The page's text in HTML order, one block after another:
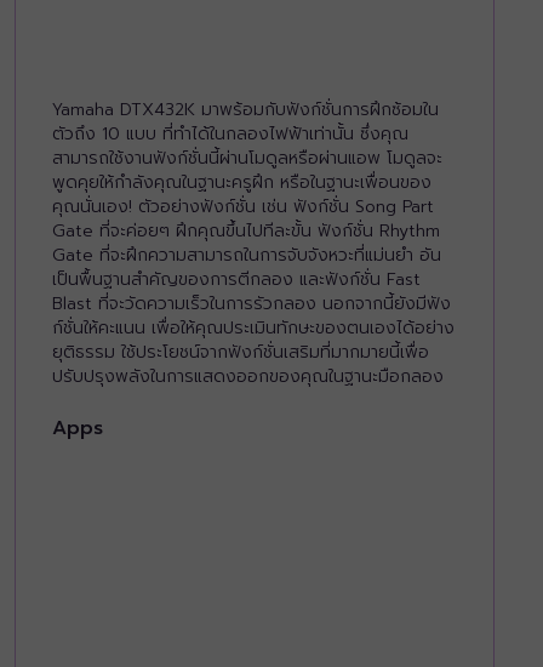
Yamaha DTX432K มาพร้อมกับฟังก์ชั่นการฝึกซ้อมใน
ตัวถึง 10 แบบ ที่ทำได้ในกลองไฟฟ้าเท่านั้น ซึ่งคุณ
สามารถใช้งานฟังก์ชั่นนี้ผ่านโมดูลหรือผ่านแอพ โมดูลจะ
พูดคุยให้กำลังคุณในฐานะครูฝึก หรือในฐานะเพื่อนของ
คุณนั่นเอง! ตัวอย่างฟังก์ชั่น เช่น ฟังก์ชั่น Song Part
Gate ที่จะค่อยๆ ฝึกคุณขึ้นไปทีละขั้น ฟังก์ชั่น Rhythm
Gate ที่จะฝึกความสามารถในการจับจังหวะที่แม่นยำ อัน
เป็นพื้นฐานสำคัญของการตีกลอง และฟังก์ชั่น Fast
Blast ที่จะวัดความเร็วในการรัวกลอง นอกจากนี้ยังมีฟัง
ก์ชั่นให้คะแนน เพื่อให้คุณประเมินทักษะของตนเองได้อย่าง
ยุติธรรม ใช้ประโยชน์จากฟังก์ชั่นเสริมที่มากมายนี้เพื่อ
ปรับปรุงพลังในการแสดงออกของคุณในฐานะมือกลอง
Apps